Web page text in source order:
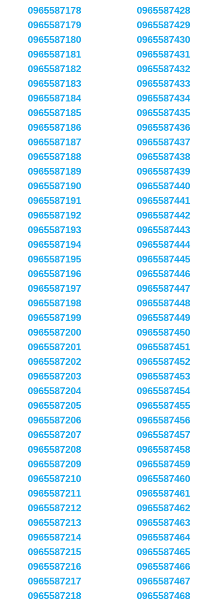
0965587178
0965587179
0965587180
0965587181
0965587182
0965587183
0965587184
0965587185
0965587186
0965587187
0965587188
0965587189
0965587190
0965587191
0965587192
0965587193
0965587194
0965587195
0965587196
0965587197
0965587198
0965587199
0965587200
0965587201
0965587202
0965587203
0965587204
0965587205
0965587206
0965587207
0965587208
0965587209
0965587210
0965587211
0965587212
0965587213
0965587214
0965587215
0965587216
0965587217
0965587218
0965587428
0965587429
0965587430
0965587431
0965587432
0965587433
0965587434
0965587435
0965587436
0965587437
0965587438
0965587439
0965587440
0965587441
0965587442
0965587443
0965587444
0965587445
0965587446
0965587447
0965587448
0965587449
0965587450
0965587451
0965587452
0965587453
0965587454
0965587455
0965587456
0965587457
0965587458
0965587459
0965587460
0965587461
0965587462
0965587463
0965587464
0965587465
0965587466
0965587467
0965587468